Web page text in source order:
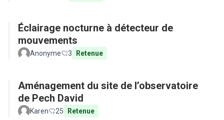
Éclairage nocturne à détecteur de
mouvements
Anonyme 3 Retenue
Aménagement du site de l’observatoire
de Pech David
Karen 25 Retenue